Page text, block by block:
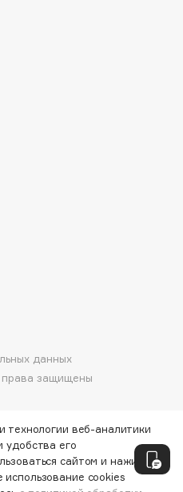
защищены
данных
технологии веб-аналитики
удобства его
сайтом и нажимая
cookies